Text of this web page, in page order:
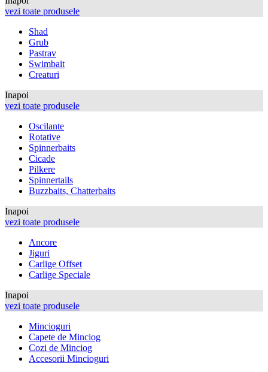
vezi toate produsele
Shad
Grub
Pastrav
Swimbait
Creaturi
Inapoi
vezi toate produsele
Oscilante
Rotative
Spinnerbaits
Cicade
Pilkere
Spinnertails
Buzzbaits, Chatterbaits
Inapoi
vezi toate produsele
Ancore
Jiguri
Carlige Offset
Carlige Speciale
Inapoi
vezi toate produsele
Mincioguri
Capete de Minciog
Cozi de Minciog
Accesorii Mincioguri